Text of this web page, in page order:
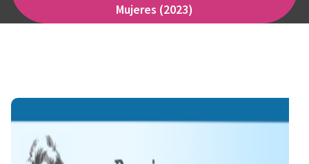
Mujeres (2023)